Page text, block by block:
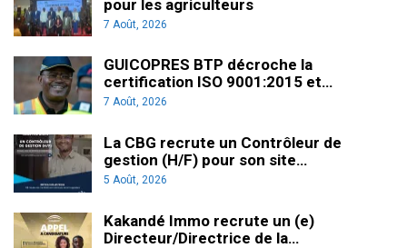
pour les agriculteurs
7 Août, 2026
GUICOPRES BTP décroche la
certification ISO 9001:2015 et…
7 Août, 2026
La CBG recrute un Contrôleur de
gestion (H/F) pour son site…
5 Août, 2026
Kakandé Immo recrute un (e)
Directeur/Directrice de la…